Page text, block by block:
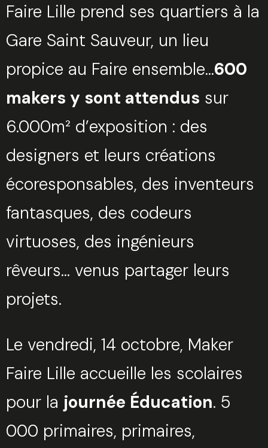
Faire Lille prend ses quartiers à la
Gare Saint Sauveur, un lieu
propice au Faire ensemble…600
makers y sont attendus sur
6.000m² d’exposition : des
designers et leurs créations
écoresponsables, des inventeurs
fantasques, des codeurs
virtuoses, des ingénieurs
rêveurs… venus partager leurs
projets.
Le vendredi, 14 octobre, Maker
Faire Lille accueille les scolaires
pour la journée Éducation. 5
000 primaires, primaires,